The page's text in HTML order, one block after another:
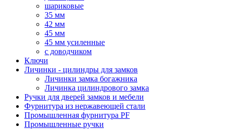
шариковые
35 мм
42 мм
45 мм
45 мм усиленные
с доводчиком
Ключи
Личинки - цилиндры для замков
Личинки замка богажника
Личинка цилиндрового замка
Ручки для дверей замков и мебели
Фурнитура из нержавеющей стали
Промышленная фурнитура PF
Промышленные ручки